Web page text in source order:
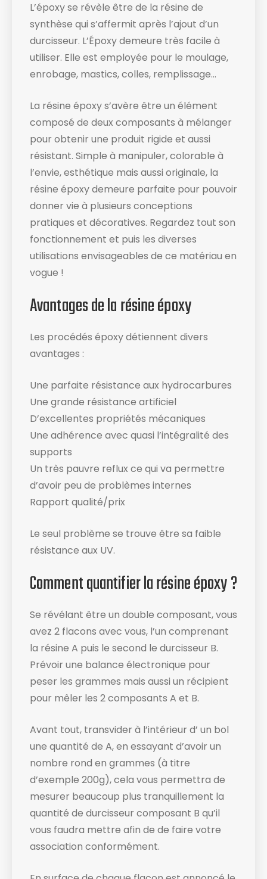
L’époxy se révèle être de la résine de
synthèse qui s’affermit après l’ajout d’un
durcisseur. L’Époxy demeure très facile à
utiliser. Elle est employée pour le moulage,
enrobage, mastics, colles, remplissage…
La résine époxy s’avère être un élément
composé de deux composants à mélanger
pour obtenir une produit rigide et aussi
résistant. Simple à manipuler, colorable à
l’envie, esthétique mais aussi originale, la
résine époxy demeure parfaite pour pouvoir
donner vie à plusieurs conceptions
pratiques et décoratives. Regardez tout son
fonctionnement et puis les diverses
utilisations envisageables de ce matériau en
vogue !
Avantages de la résine époxy
Les procédés époxy détiennent divers
avantages :
Une parfaite résistance aux hydrocarbures
Une grande résistance artificiel
D’excellentes propriétés mécaniques
Une adhérence avec quasi l’intégralité des
supports
Un très pauvre reflux ce qui va permettre
d’avoir peu de problèmes internes
Rapport qualité/prix
Le seul problème se trouve être sa faible
résistance aux UV.
Comment quantifier la résine époxy ?
Se révélant être un double composant, vous
avez 2 flacons avec vous, l’un comprenant
la résine A puis le second le durcisseur B.
Prévoir une balance électronique ​pour
peser les grammes mais aussi un récipient
pour mêler les 2 composants A et B.
Avant tout, transvider à l’intérieur d’ un bol
une quantité de A, en essayant d’avoir un
nombre rond en grammes (à titre
d’exemple 200g), cela vous permettra de
mesurer beaucoup plus tranquillement la
quantité de durcisseur composant B qu’il
vous faudra mettre afin de de faire votre
association conformément.